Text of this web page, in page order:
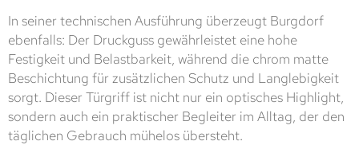
In seiner technischen Ausführung überzeugt Burgdorf
ebenfalls: Der Druckguss gewährleistet eine hohe
Festigkeit und Belastbarkeit, während die chrom matte
Beschichtung für zusätzlichen Schutz und Langlebigkeit
sorgt. Dieser Türgriff ist nicht nur ein optisches Highlight,
sondern auch ein praktischer Begleiter im Alltag, der den
täglichen Gebrauch mühelos übersteht.